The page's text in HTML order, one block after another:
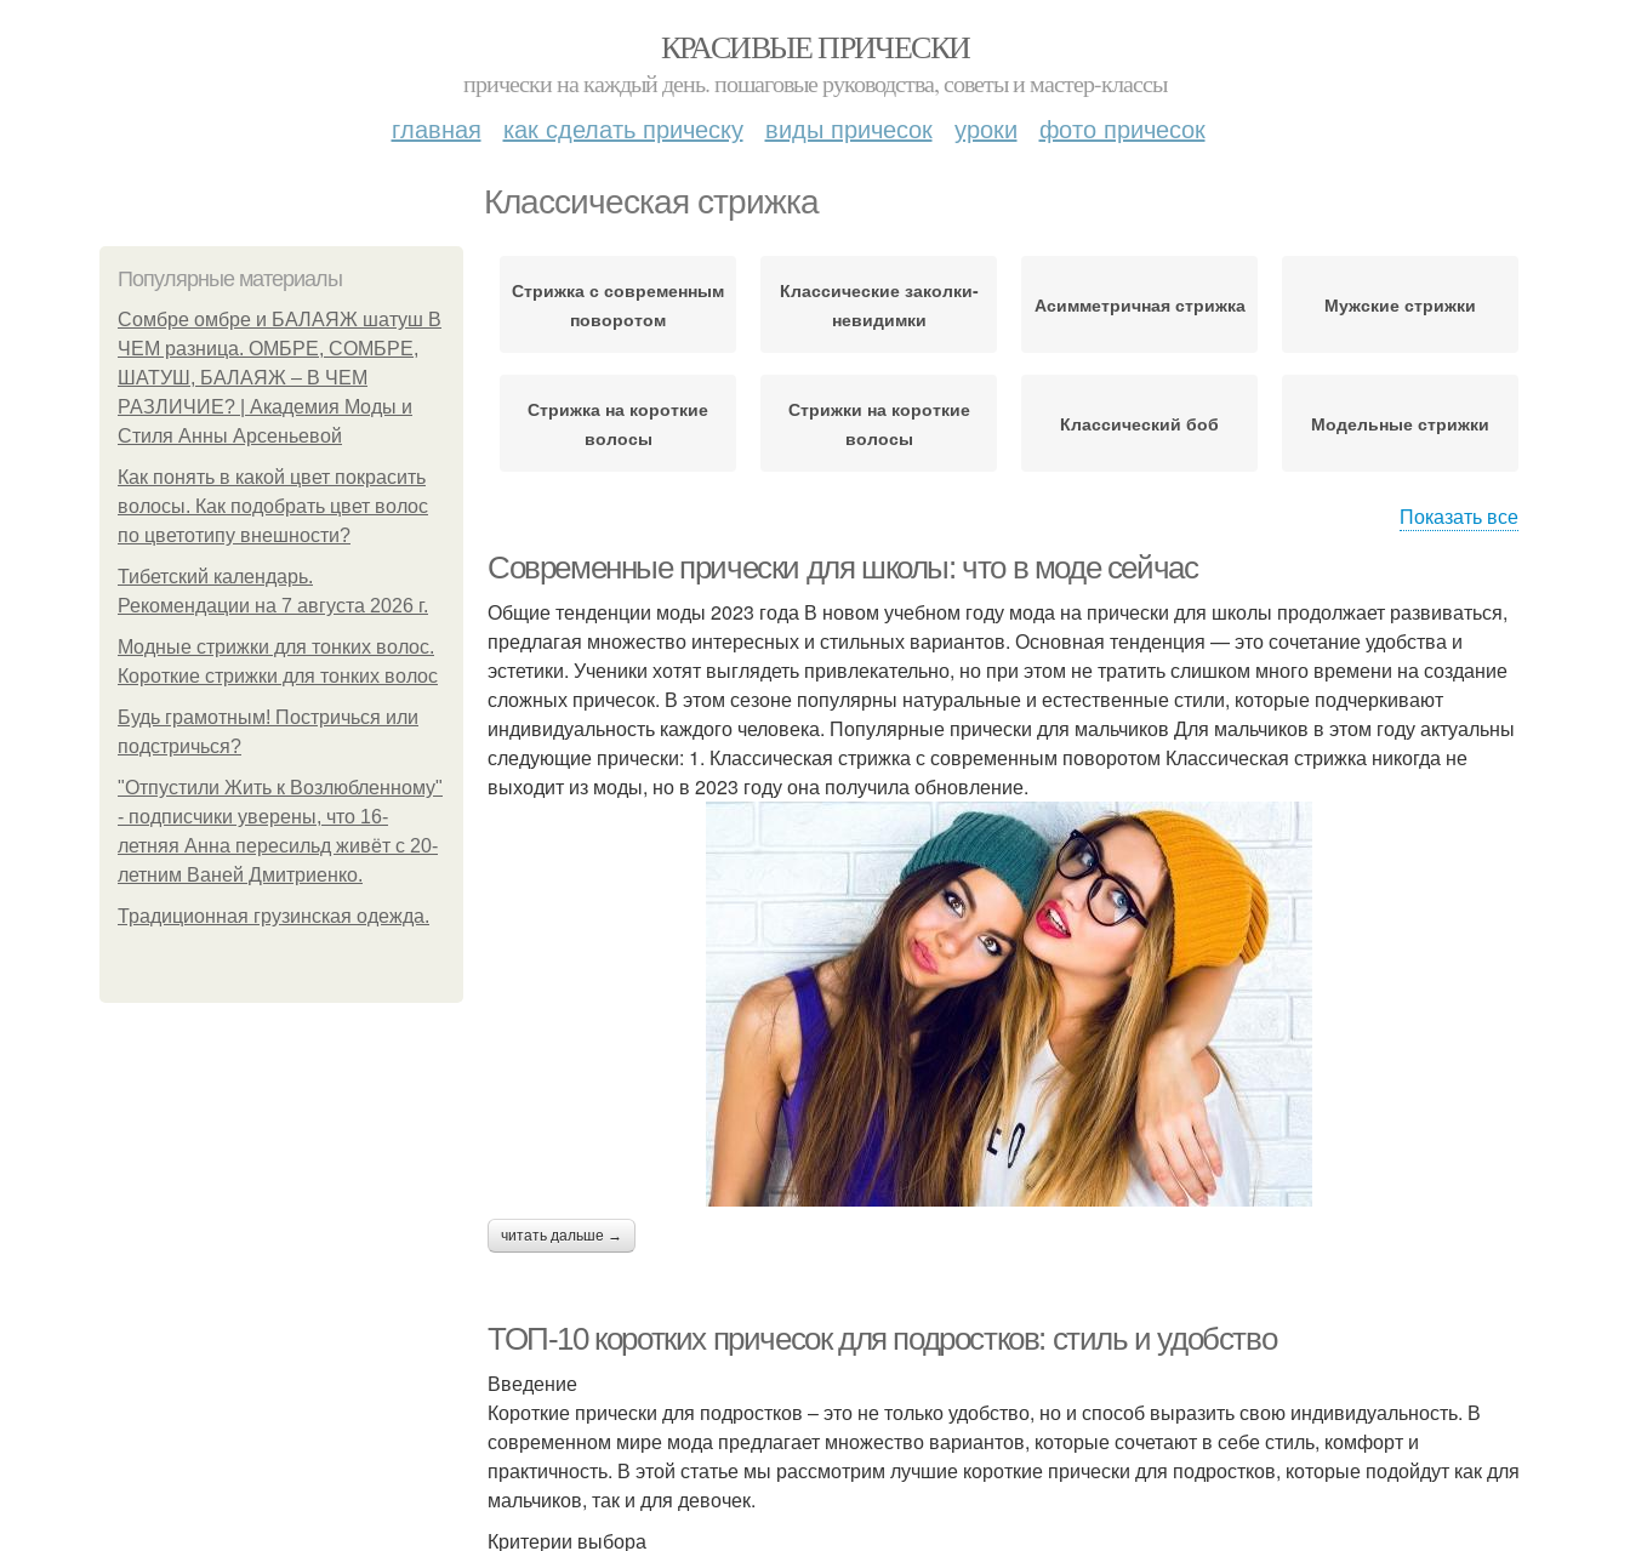
КРАСИВЫЕ ПРИЧЕСКИ
прически на каждый день. пошаговые руководства, советы и мастер-классы
главная как сделать прическу виды причесок уроки фото причесок
Классическая стрижка
Популярные материалы
Сомбре омбре и БАЛАЯЖ шатуш В
ЧЕМ разница. ОМБРЕ, СОМБРЕ,
ШАТУШ, БАЛАЯЖ – В ЧЕМ
РАЗЛИЧИЕ? | Академия Моды и
Стиля Анны Арсеньевой
Как понять в какой цвет покрасить
волосы. Как подобрать цвет волос
по цветотипу внешности?
Тибетский календарь.
Рекомендации на 7 августа 2026 г.
Модные стрижки для тонких волос.
Короткие стрижки для тонких волос
Будь грамотным! Постричься или
подстричься?
"Отпустили Жить к Возлюбленному"
- подписчики уверены, что 16-
летняя Анна пересильд живёт с 20-
летним Ваней Дмитриенко.
Традиционная грузинская одежда.
Стрижка с современным
поворотом
Классические заколки-
невидимки
Асимметричная стрижка Мужские стрижки
Стрижка на короткие
волосы
Стрижки на короткие
волосы
Классический боб Модельные стрижки
Советы по стрижке Стрижка для мальчиков Стрижки для ребенка Модные стрижки
Стрижки для мальчика Детская стрижка
Модельная стрижка Стрижка для мальчика
Средний стрижка Классическое каре
Рваные стрижки Стрижки в ретро-стиле
Стрижка в домашних
Стрижка с
использованием
Стрижки на средние
Модная стрижка
Стрижка с ровной
Показать все
Современные прически для школы: что в моде сейчас
Общие тенденции моды 2023 года В новом учебном году мода на прически для школы продолжает развиваться,
предлагая множество интересных и стильных вариантов. Основная тенденция — это сочетание удобства и
эстетики. Ученики хотят выглядеть привлекательно, но при этом не тратить слишком много времени на создание
сложных причесок. В этом сезоне популярны натуральные и естественные стили, которые подчеркивают
индивидуальность каждого человека. Популярные прически для мальчиков Для мальчиков в этом году актуальны
следующие прически: 1. Классическая стрижка с современным поворотом Классическая стрижка никогда не
выходит из моды, но в 2023 году она получила обновление.
читать дальше →
ТОП-10 коротких причесок для подростков: стиль и удобство
Введение
Короткие прически для подростков – это не только удобство, но и способ выразить свою индивидуальность. В
современном мире мода предлагает множество вариантов, которые сочетают в себе стиль, комфорт и
практичность. В этой статье мы рассмотрим лучшие короткие прически для подростков, которые подойдут как для
мальчиков, так и для девочек.
Критерии выбора